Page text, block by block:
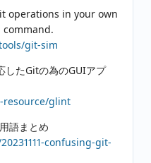
operations in your own
git-sim
したGitの為のGUIアプ
glint
語まとめ
confusing-git-